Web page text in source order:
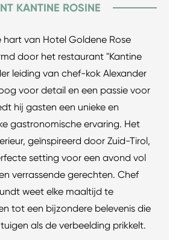
KANTINE ROSINE
hart van Hotel Goldene Rose
door het restaurant "Kantine
leiding van chef-kok Alexander
voor detail en een passie voor
hij gasten een unieke en
gastronomische ervaring. Het
geïnspireerd door Zuid-Tirol,
setting voor een avond vol
verrassende gerechten. Chef
weet elke maaltijd te
tot een bijzondere belevenis die
als de verbeelding prikkelt.